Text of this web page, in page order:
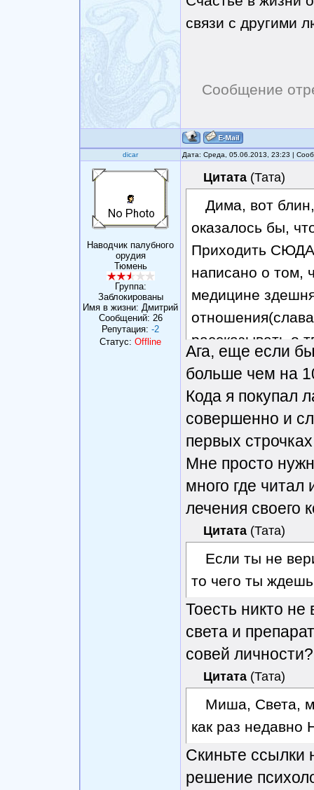
связи с другими
Сообщение
dicar Дата: Среда, 05.06.2013, 23:23 |
Наводчик палубного
орудия
Тюмень
Группа:
Заблокированы
Имя в жизни: Дмитрий
Сообщений: 26
Репутация: -2
Статус: Offline
Цитата (Тата)
Дима, вот
оказалось бы,
Приходить
написано о том,
медицине
рассказывать о
докторов???
Ага, еще если
больше чем на
Кода я покупал
совершенно и
первых
Мне просто
много где
лечения своего
Цитата (Тата)
Если ты не
то чего ты
Тоесть никто
света и
совей
Цитата (Тата)
Миша, Света,
как раз недавно
Скиньте
решение